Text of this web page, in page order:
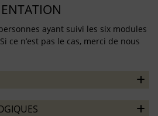
ayant suivi les six modules
ce n’est pas le cas, merci de nous